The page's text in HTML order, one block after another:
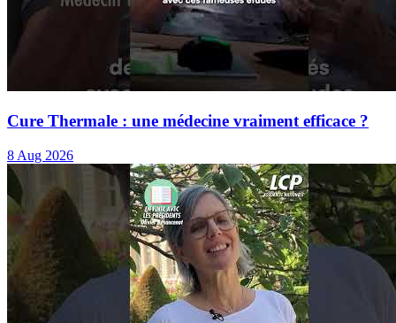
Cure Thermale : une médecine vraiment efficace ?
8 Aug 2026